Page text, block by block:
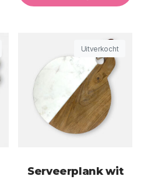
Uitverkocht
Serveerplank wit